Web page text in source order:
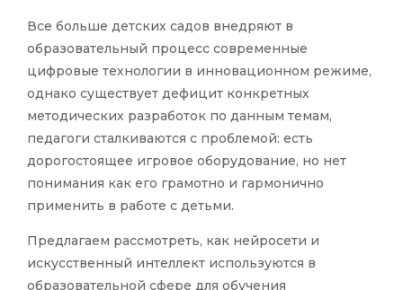
Все больше детских садов внедряют в
образовательный процесс современные
цифровые технологии в инновационном режиме,
однако существует дефицит конкретных
методических разработок по данным темам,
педагоги сталкиваются с проблемой: есть
дорогостоящее игровое оборудование, но нет
понимания как его грамотно и гармонично
применить в работе с детьми.
Предлагаем рассмотреть, как нейросети и
искусственный интеллект используются в
образовательной сфере для обучения